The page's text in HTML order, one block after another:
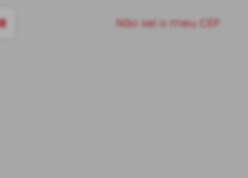
Não sei o meu CEP